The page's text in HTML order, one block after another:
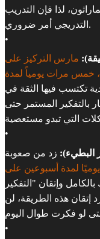
لذا فإن التدريب
التدريجي أمر ضروري.
•
مارس التركيز على
لمدة 20 دقيقة، خمس مرات يومياً لمدة
تكتسب فيها الثقة في
بالتفكير المستمر حتى
•
البطيء): زد من صعوبة
لمدة أسبوعين على
وإتقان "التفكير
إتقان هذه الطريقة، لن
•